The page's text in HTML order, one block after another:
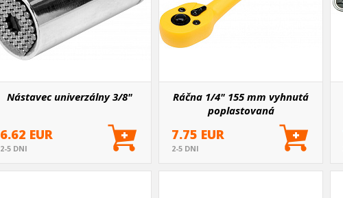
Nástavec univerzálny 3/8"
6.62 EUR
2-5 DNI
Ráčna 1/4" 155 mm vyhnutá
poplastovaná
7.75 EUR
2-5 DNI